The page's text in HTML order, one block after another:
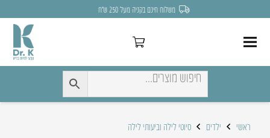
לחצו כאן להנחה של 7% לקניה הראשונה
ראשי ילדים סיוטי לילה וביעותי לילה